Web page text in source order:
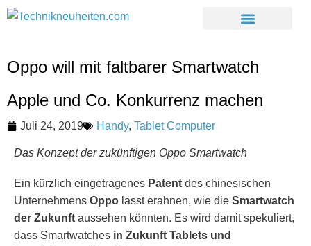
Oppo will mit faltbarer Smartwatch
Apple und Co. Konkurrenz machen
Juli 24, 2019 Handy, Tablet Computer
Das Konzept der zukünftigen Oppo Smartwatch
Ein kürzlich eingetragenes Patent des chinesischen
Unternehmens Oppo lässt erahnen, wie die Smartwatch
der Zukunft aussehen könnten. Es wird damit spekuliert,
dass Smartwatches in Zukunft Tablets und